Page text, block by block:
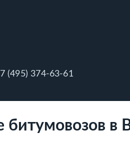
(495) 374-63-61
битумовозов в